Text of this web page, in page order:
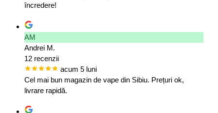
încredere!
AM
Andrei M.
12 recenzii
acum 5 luni
Cel mai bun magazin de vape din Sibiu. Prețuri ok,
livrare rapidă.